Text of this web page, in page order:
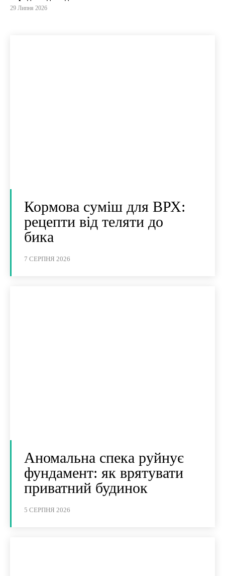
29 Липня 2026
Кормова суміш для ВРХ:
рецепти від теляти до
бика
7 СЕРПНЯ 2026
Аномальна спека руйнує
фундамент: як врятувати
приватний будинок
5 СЕРПНЯ 2026